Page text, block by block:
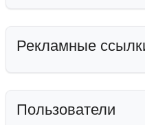
Рекламные
Пользователи